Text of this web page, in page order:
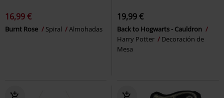
16,99 €
Burnt Rose Spiral Almohadas
19,99 €
Back to Hogwarts - Cauldron
Harry Potter
Decoración de
Mesa